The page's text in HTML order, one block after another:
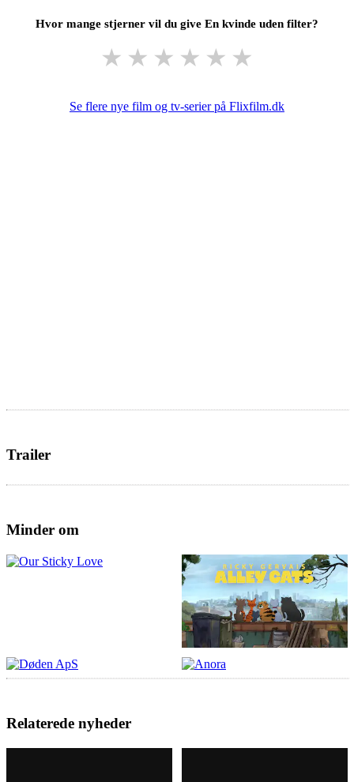
Hvor mange stjerner vil du give En kvinde uden filter?
★ ★ ★ ★ ★ ★
Se flere nye film og tv-serier på Flixfilm.dk
Trailer
Minder om
Relaterede nyheder